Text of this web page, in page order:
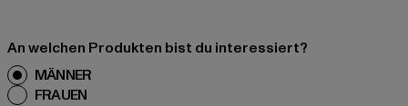
An welchen Produkten bist du interessiert?
MÄNNER
FRAUEN